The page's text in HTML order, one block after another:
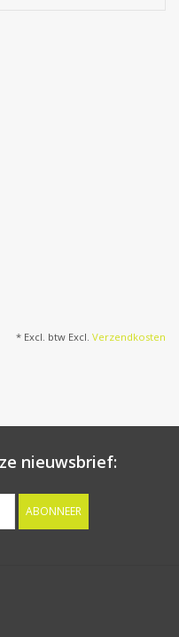
* Excl. btw Excl. Verzendkosten
nieuwsbrief:
ABONNEER